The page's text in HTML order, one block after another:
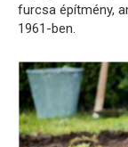
furcsa építmény,
1961-ben.